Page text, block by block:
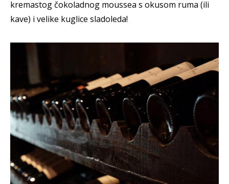
kremastog čokoladnog moussea s okusom ruma (ili
kave) i velike kuglice sladoleda!